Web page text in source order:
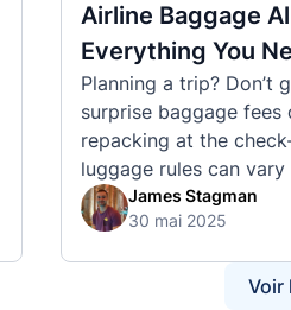
Airline Baggage
Everything You
Before You Fly
Planning a trip? Don’t
surprise baggage fees
repacking at the
luggage rules can
the same country or
we’ve created a
policies of over 30
James Stagman
30 mai 2025
Voir